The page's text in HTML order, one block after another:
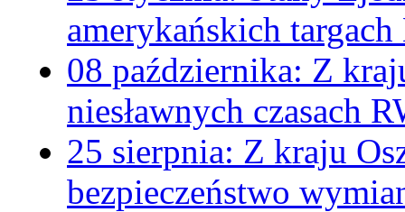
amerykańskich
08 października: Z
niesławnych czasach
25 sierpnia: Z kraju
bezpieczeństwo